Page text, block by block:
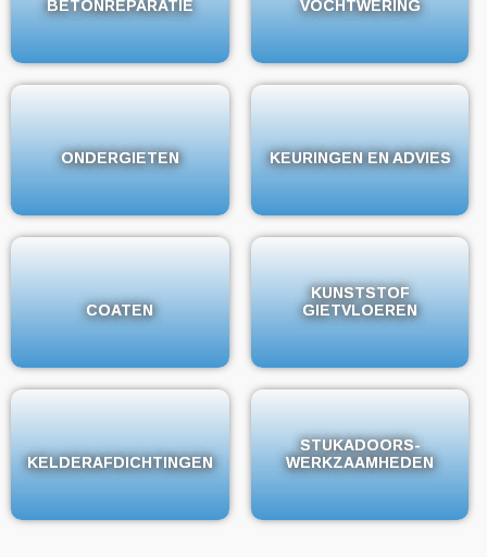
BETONREPARATIE
BETONREPARATIE VOCHTWERING
VOCHTWERING
ONDERGIETEN
ONDERGIETEN KEURINGEN EN ADVIES
KEURINGEN EN ADVIES
COATEN
COATEN
KUNSTSTOF
GIETVLOEREN
KUNSTSTOF
GIETVLOEREN
KELDERAFDICHTINGEN
KELDERAFDICHTINGEN
STUKADOORS-
WERKZAAMHEDEN
STUKADOORS-
WERKZAAMHEDEN